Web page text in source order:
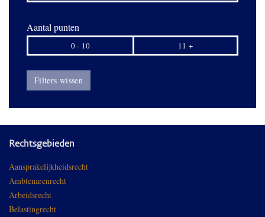
Aantal punten
0 - 10 11 +
Filters wissen
Rechtsgebieden
Aansprakelijkheidsrecht
Ambtenarenrecht
Arbeidsrecht
Belastingrecht